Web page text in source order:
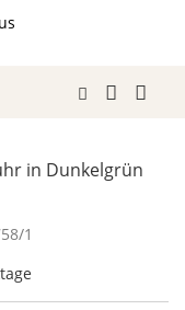
in Dunkelgrün
1